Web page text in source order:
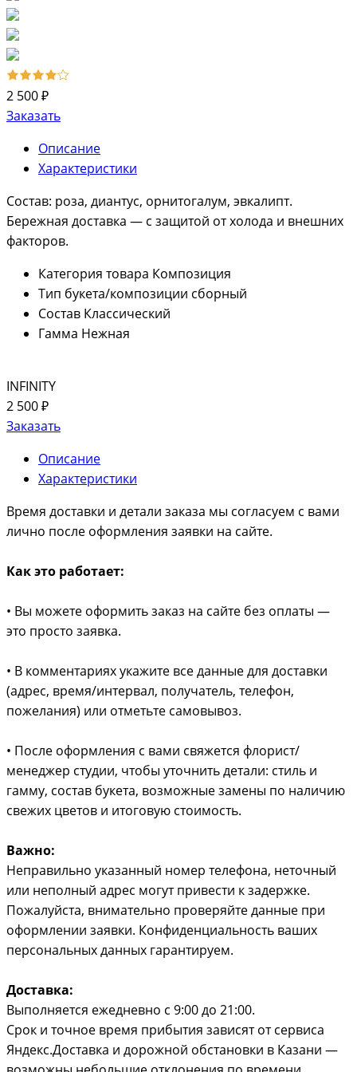
2 500 ₽
Заказать
Описание
Характеристики
Состав: роза, диантус, орнитогалум, эвкалипт.
Бережная доставка — с защитой от холода и внешних
факторов.
Категория товара Композиция
Тип букета/композиции сборный
Состав Классический
Гамма Нежная
INFINITY
2 500 ₽
Заказать
Описание
Характеристики
Время доставки и детали заказа мы согласуем с вами
лично после оформления заявки на сайте.
Как это работает:
• Вы можете оформить заказ на сайте без оплаты —
это просто заявка.
• В комментариях укажите все данные для доставки
(адрес, время/интервал, получатель, телефон,
пожелания) или отметьте самовывоз.
• После оформления с вами свяжется флорист/
менеджер студии, чтобы уточнить детали: стиль и
гамму, состав букета, возможные замены по наличию
свежих цветов и итоговую стоимость.
Важно:
Неправильно указанный номер телефона, неточный
или неполный адрес могут привести к задержке.
Пожалуйста, внимательно проверяйте данные при
оформлении заявки. Конфиденциальность ваших
персональных данных гарантируем.
Доставка:
Выполняется ежедневно с 9:00 до 21:00.
Срок и точное время прибытия зависят от сервиса
Яндекс.Доставка и дорожной обстановки в Казани —